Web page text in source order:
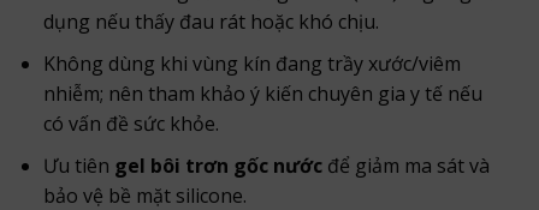
dụng nếu thấy đau rát hoặc khó chịu.
Không dùng khi vùng kín đang trầy xước/viêm
nhiễm; nên tham khảo ý kiến chuyên gia y tế nếu
có vấn đề sức khỏe.
Ưu tiên gel bôi trơn gốc nướcđể giảm ma sát và
bảo vệ bề mặt silicone.